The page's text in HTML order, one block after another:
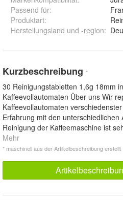
Passend für:
Produktart:
Herstellungsland und -region:
Kurzbeschreibung *
30 Reinigungstabletten 1,6g 18mm
Kaffeevollautomaten Über uns Wir
Kaffeevollautomaten
Erfahrung mit den
Reinigung der Kaffeemaschine ist
Mehr
* maschinell aus der Artikelbeschreibung erstellt